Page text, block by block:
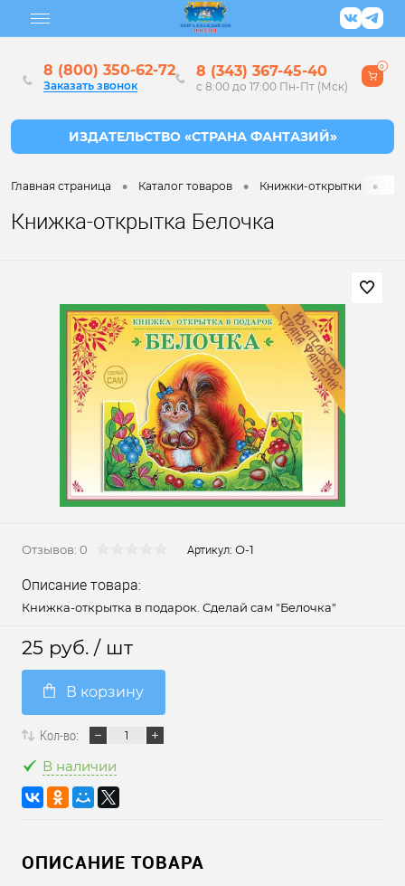
8 (800) 350-62-72
Заказать звонок
8 (343) 367-45-40
с 8:00 до 17:00 Пн-Пт (Мск)
0
Главная страница • Каталог товаров • Книжки-открытки •
Книжка-открытка Белочка
Отзывов: 0 Артикул: О-1
Описание товара:
Книжка-открытка в подарок. Сделай сам "Белочка"
25 руб. / шт
В корзину
Кол-во:
В наличии
ОПИСАНИЕ ТОВАРА